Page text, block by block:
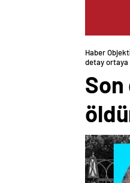
Haber
detay ortaya
Son